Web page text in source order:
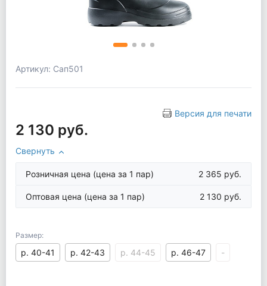
Артикул: Сап501
Версия для печати
2 130 руб.
Свернуть
Розничная цена (цена за 1 пар) 2 365 руб.
Оптовая цена (цена за 1 пар) 2 130 руб.
Размер:
р. 40-41 р. 42-43 р. 44-45 р. 46-47 -